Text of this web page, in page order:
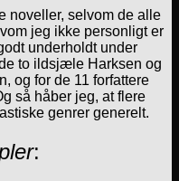
noveller, selvom de alle
jeg ikke personligt er
underholdt under
to ildsjæle Harksen og
og for de 11 forfattere
så håber jeg, at flere
genrer generelt.
: